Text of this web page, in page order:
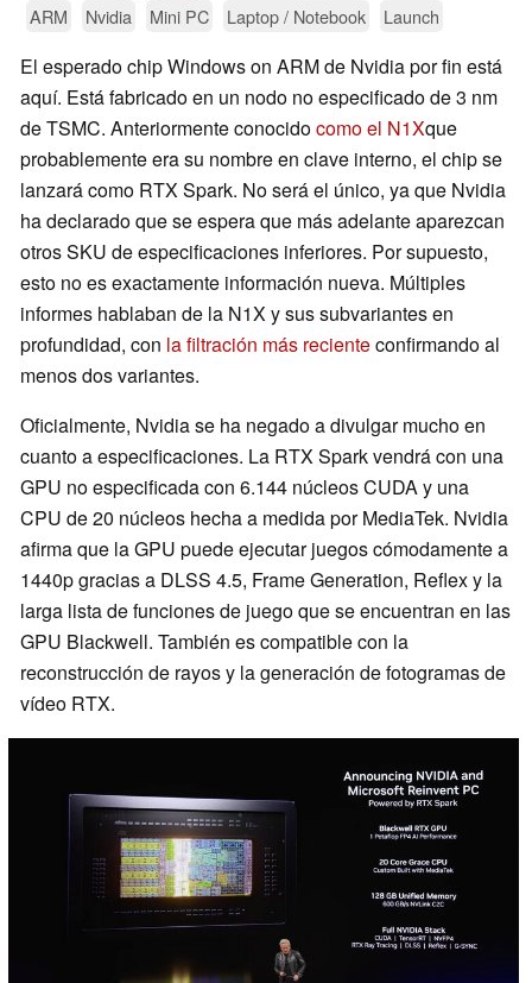
ARM Nvidia Mini PC Laptop / Notebook Launch
El esperado chip Windows on ARM de Nvidia por fin está
aquí. Está fabricado en un nodo no especificado de 3 nm
de TSMC. Anteriormente conocidocomo el N1Xque
probablemente era su nombre en clave interno, el chip se
lanzará como RTX Spark. No será el único, ya que Nvidia
ha declarado que se espera que más adelante aparezcan
otros SKU de especificaciones inferiores. Por supuesto,
esto no es exactamente información nueva. Múltiples
informes hablaban de la N1X y sus subvariantes en
profundidad, con la filtración más recienteconfirmando al
menos dos variantes.
Oficialmente, Nvidia se ha negado a divulgar mucho en
cuanto a especificaciones. La RTX Spark vendrá con una
GPU no especificada con 6.144 núcleos CUDA y una
CPU de 20 núcleos hecha a medida por MediaTek. Nvidia
afirma que la GPU puede ejecutar juegos cómodamente a
1440p gracias a DLSS 4.5, Frame Generation, Reflex y la
larga lista de funciones de juego que se encuentran en las
GPU Blackwell. También es compatible con la
reconstrucción de rayos y la generación de fotogramas de
vídeo RTX.